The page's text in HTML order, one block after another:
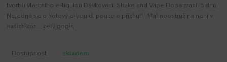
tvorbu vlastního e-liquidu Dávkování: Shake and Vape Doba zrání: 5 dnů
Nejedná se o hotový e-liquid, pouze o příchuť! Malinoostružina není v
našich kon... celý popis
Dostupnost skladem